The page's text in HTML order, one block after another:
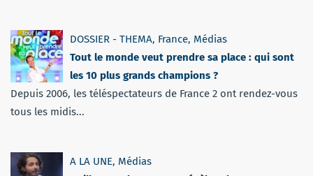
DOSSIER - THEMA, France, Médias
Tout le monde veut prendre sa place : qui sont
les 10 plus grands champions ?
Depuis 2006, les téléspectateurs de France 2 ont rendez-vous
tous les midis...
A LA UNE, Médias